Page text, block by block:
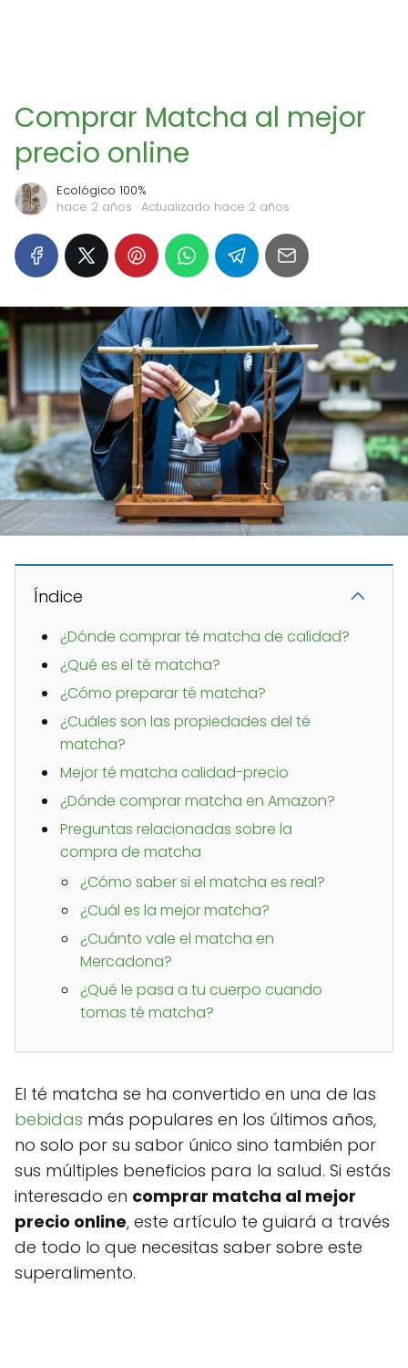
Comprar Matcha al mejor
precio online
Ecológico 100%
hace 2 años · Actualizado hace 2 años
Índice
¿Dónde comprar té matcha de calidad?
¿Qué es el té matcha?
¿Cómo preparar té matcha?
¿Cuáles son las propiedades del té
matcha?
Mejor té matcha calidad-precio
¿Dónde comprar matcha en Amazon?
Preguntas relacionadas sobre la
compra de matcha
¿Cómo saber si el matcha es real?
¿Cuál es la mejor matcha?
¿Cuánto vale el matcha en
Mercadona?
¿Qué le pasa a tu cuerpo cuando
tomas té matcha?
El té matcha se ha convertido en una de las
bebidas más populares en los últimos años,
no solo por su sabor único sino también por
sus múltiples beneficios para la salud. Si estás
interesado en comprar matcha al mejor
precio online, este artículo te guiará a través
de todo lo que necesitas saber sobre este
superalimento.